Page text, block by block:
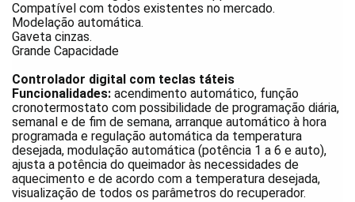
Compatível com todos existentes no mercado.
Modelação automática.
Gaveta cinzas.
Grande Capacidade
Controlador digital com teclas táteis
Funcionalidades: acendimento automático, função
cronotermostato com possibilidade de programação diária,
semanal e de fim de semana, arranque automático à hora
programada e regulação automática da temperatura
desejada, modulação automática (potência 1 a 6 e auto),
ajusta a potência do queimador às necessidades de
aquecimento e de acordo com a temperatura desejada,
visualização de todos os parâmetros do recuperador.